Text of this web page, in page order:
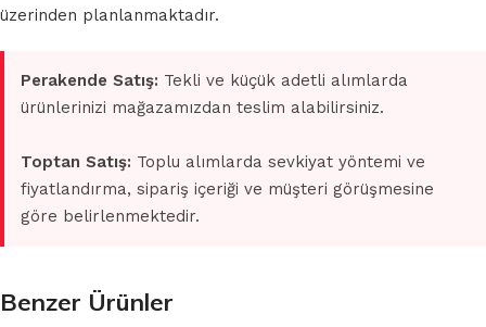
üzerinden planlanmaktadır.
Perakende Satış: Tekli ve küçük adetli alımlarda
ürünlerinizi mağazamızdan teslim alabilirsiniz.
Toptan Satış: Toplu alımlarda sevkiyat yöntemi ve
fiyatlandırma, sipariş içeriği ve müşteri görüşmesine
göre belirlenmektedir.
Benzer Ürünler